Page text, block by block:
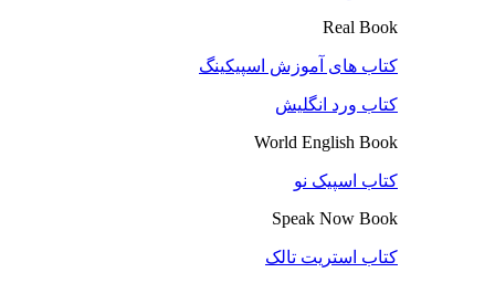
Real Book
کتاب های آموزش اسپیکینگ
کتاب ورد انگلیش
World English Book
کتاب اسپیک نو
Speak Now Book
کتاب استریت تالک